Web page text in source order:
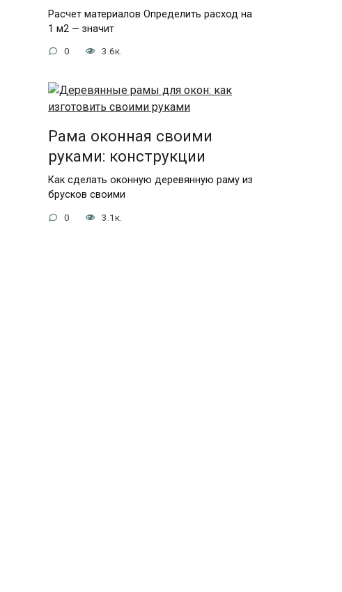
Расчет материалов Определить расход на
1 м2 — значит
0 3.6к.
Рама оконная своими
руками: конструкции
Как сделать оконную деревянную раму из
брусков своими
0 3.1к.